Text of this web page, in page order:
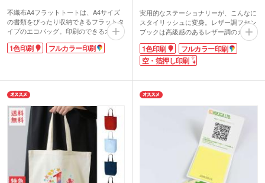
不織布A4フラットトートは、A4サイズ
の書類をぴったり収納できるフラットタ
イプのエコバッグ。印刷のできるオリジ
ナルバッグが、激安価格で制作できま
す。軽くて丈夫な不織布素材なので、イ
不織布A4フラットトートバッグは広範
すので、キャラクターを印刷して同人イ
ベントのお土産用バッグにも。100個以
下の小ロットでもご注文可能です。企業
やイベントのイメージカラーに合わせ
て、カラフルな13色からお好きなカラー
を選んでくださいね。
1色印刷 フルカラー印刷
実用的なステーショナリーが、こんなに
スタイリッシュに変身。レザー調フセン
ブックは高級感のあるレザー調のカバー
に、5色2サイズの付箋メモをセットしま
した。
シンプルなカバーに企業ロゴが映え、営
オリジナル名入れは30個からの小ロット
1色印刷・箔押し・フルカラー印刷で、
お持ちのロゴ・文字・イラストを印刷い
たします。学生から社会人、主婦の方ま
で、どなたにも喜ばれるお役立ちアイテ
ム。適度な粘着力、書きやすい紙質・色
とサイズで、スタッフからの支持も熱い
大人気ふせんです。
1色印刷
フルカラー印刷
空・箔押し印刷